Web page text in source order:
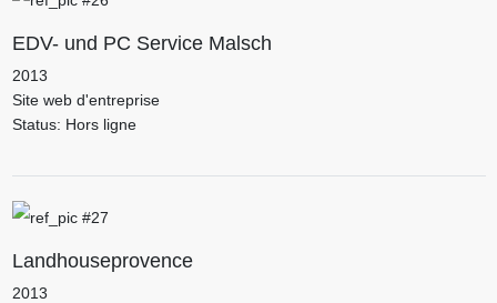
EDV- und PC Service Malsch
2013
Site web d'entreprise
Status: Hors ligne
Landhouseprovence
2013